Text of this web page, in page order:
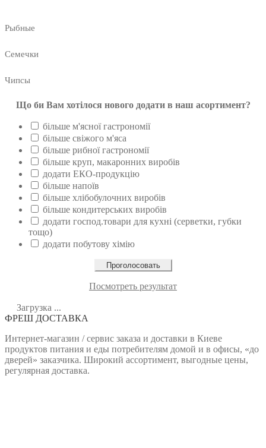
Рыбные
Семечки
Чипсы
Що би Вам хотілося нового додати в наш асортимент?
більше м'ясної гастрономії
більше свіжого м'яса
більше рибної гастрономії
більше круп, макаронних виробів
додати ЕКО-продукцію
більше напоїв
більше хлібобулочних виробів
більше кондитерських виробів
додати господ.товари для кухні (серветки, губки
тощо)
додати побутову хімію
Посмотреть результат
Загрузка ...
ФРЕШ ДОСТАВКА
Интернет-магазин / сервис заказа и доставки в Киеве
продуктов питания и еды потребителям домой и в офисы, «до
дверей» заказчика. Широкий ассортимент, выгодные цены,
регулярная доставка.